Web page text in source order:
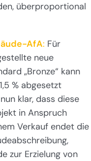
überproportional
AfA: Für
neue
„Bronze“ kann
% abgesetzt
klar, dass diese
in Anspruch
Verkauf endet die
zur Erzielung von